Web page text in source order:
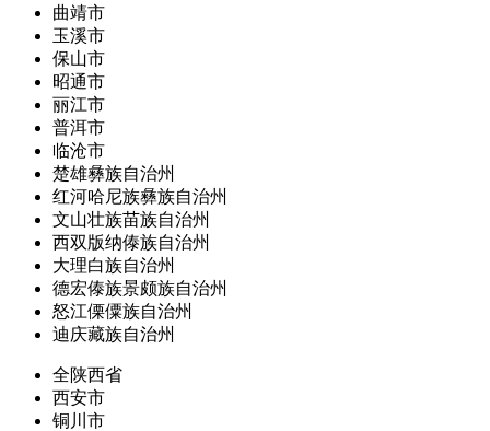
曲靖市
玉溪市
保山市
昭通市
丽江市
普洱市
临沧市
楚雄彝族自治州
红河哈尼族彝族自治州
文山壮族苗族自治州
西双版纳傣族自治州
大理白族自治州
德宏傣族景颇族自治州
怒江傈僳族自治州
迪庆藏族自治州
全陕西省
西安市
铜川市